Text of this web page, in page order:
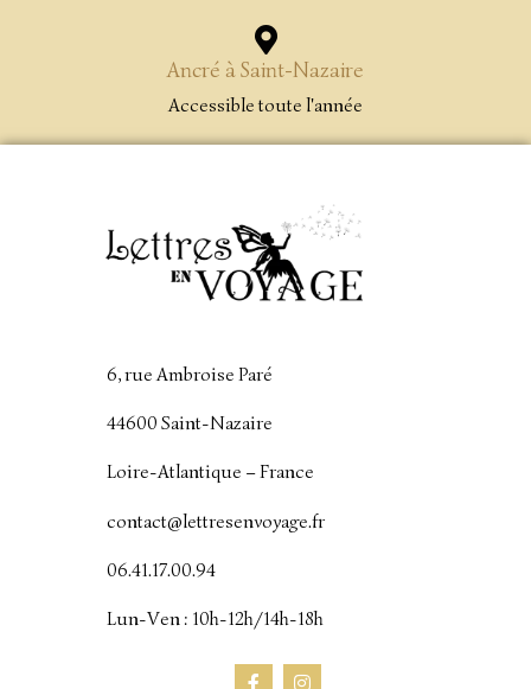
Ancré à Saint-Nazaire
Accessible toute l'année
6, rue Ambroise Paré
44600 Saint-Nazaire
Loire-Atlantique – France
contact@lettresenvoyage.fr
06.41.17.00.94
Lun-Ven : 10h-12h/14h-18h